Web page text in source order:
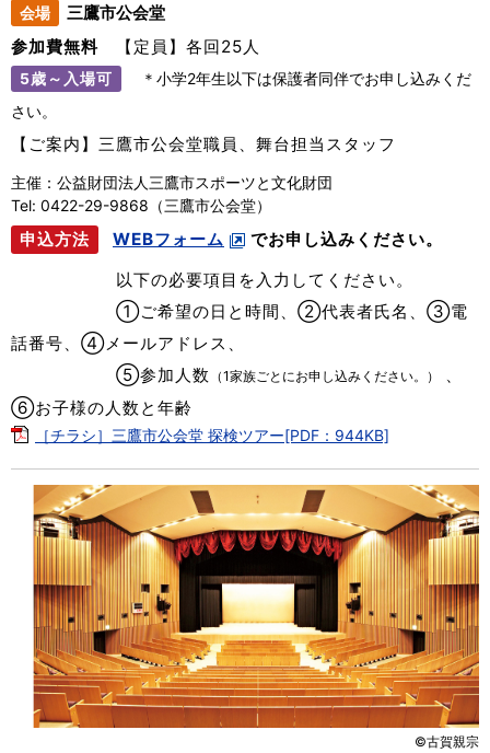
会場 三鷹市公会堂
参加費無料 【定員】各回25人
5歳～入場可
＊小学2年生以下は保護者同伴でお申し込みくだ
さい。
【ご案内】三鷹市公会堂職員、舞台担当スタッフ
主催：公益財団法人三鷹市スポーツと文化財団
Tel: 0422-29-9868（三鷹市公会堂）
申込方法 WEBフォーム
でお申し込みください。
以下の必要項目を入力してください。
①ご希望の日と時間、②代表者氏名、③電
話番号、④メールアドレス、
⑤参加人数 （1家族ごとにお申し込みください。）
⑥お子様の人数と年齢
［チラシ］三鷹市公会堂 探検ツアー[PDF：944KB]
©古賀親宗